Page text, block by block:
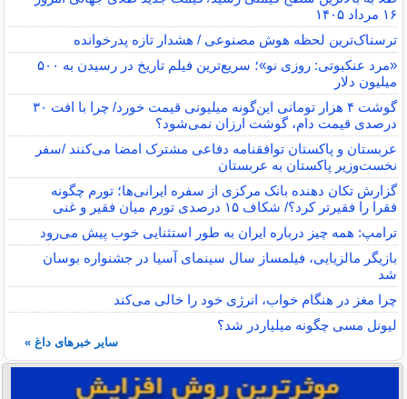
۱۶ مرداد ۱۴۰۵
ترسناک‌ترین لحظه هوش مصنوعی / هشدار تازه پدرخوانده
«مرد عنکبوتی: روزی نو»؛ سریع‌ترین فیلم تاریخ در رسیدن به ۵۰۰
میلیون دلار
گوشت ۴ هزار تومانی این‌گونه میلیونی قیمت خورد/ چرا با افت ۳۰
درصدی قیمت دام، گوشت ارزان نمی‌شود؟
عربستان و پاکستان توافقنامه دفاعی مشترک امضا می‌کنند /سفر
نخست‌وزیر پاکستان به عربستان
گزارش تکان‌ دهنده بانک مرکزی از سفره ایرانی‌ها؛ تورم چگونه
فقرا را فقیرتر کرد؟/ شکاف ۱۵ درصدی تورم میان فقیر و غنی
ترامپ: همه چیز درباره ایران به طور استثنایی خوب پیش می‌رود
بازیگر مالزیایی، فیلمساز سال سینمای آسیا در جشنواره بوسان
شد
چرا مغز در هنگام خواب، انرژی خود را خالی می‌کند
لیونل مسی چگونه میلیاردر شد؟
سایر خبرهای داغ »